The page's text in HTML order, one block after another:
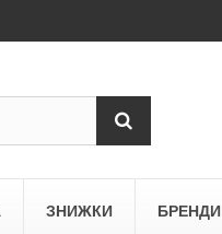
ЗНИЖКИ БРЕНДИ